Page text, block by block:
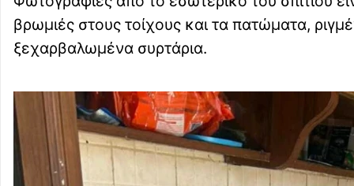
βρωμιές στους τοίχους και τα πατώματα,
ξεχαρβαλωμένα συρτάρια.